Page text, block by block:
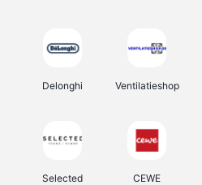
Delonghi Ventilatieshop
Selected CEWE